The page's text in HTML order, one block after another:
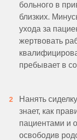
больного в
близких.
ухода за
жертвовать
пребывает в
Нанять
знает, как
пациентами и
освободив